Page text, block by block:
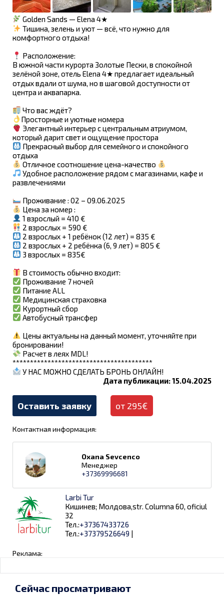
Golden Sands — Elena 4★
Тишина, зелень и уют — всё, что нужно для
комфортного отдыха!
Расположение:
В южной части курорта Золотые Пески, в спокойной
зелёной зоне, отель Elena 4★ предлагает идеальный
отдых вдали от шума, но в шаговой доступности от
центра и аквапарка.
Что вас ждёт?
Просторные и уютные номера
Элегантный интерьер с центральным атриумом,
который дарит свет и ощущение простора
Прекрасный выбор для семейного и спокойного
отдыха
Отличное соотношение цена-качество
Удобное расположение рядом с магазинами, кафе и
развлечениями
Проживание : 02 – 09.06.2025
Цена за номер :
1 взрослый = 410 €
2 взрослых = 590 €
2 взрослых + 1 ребёнок (12 лет) = 835 €
2 взрослых + 2 ребёнка (6, 9 лет) = 805 €
3 взрослых = 835€
В стоимость обычно входит:
Проживание 7 ночей
Питание ALL
Медицинская страховка
Курортный сбор
Автобусный трансфер
Цены актуальны на данный момент, уточняйте при
бронировании!
Расчет в леях MDL!
****************************************
У НАС МОЖНО СДЕЛАТЬ БРОНЬ ОНЛАЙН!
Дата публикации: 15.04.2025
Оставить заявку от 295€
Контактная информация:
Oxana Sevcenco
Менеджер
+37369996681
Larbi Tur
Кишинев; Молдова,str. Columna 60, oficiul
32
Тел.:+37367433726
Тел.:+37379526649 |
Реклама:
Сейчас просматривают